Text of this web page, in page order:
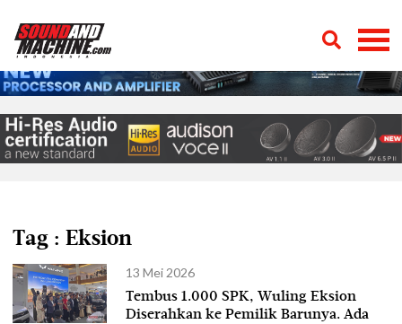
Tag : Eksion
13 Mei 2026
Tembus 1.000 SPK, Wuling Eksion
Diserahkan ke Pemilik Barunya. Ada